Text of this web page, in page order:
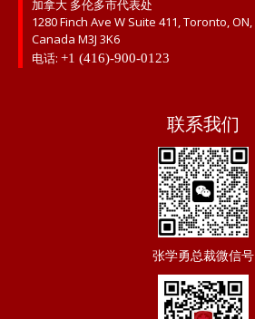
加拿大 多伦多市代表处
1280 Finch Ave W Suite 411, Toronto, ON,
Canada M3J 3K6
电话: +1 (416)-900-0123
联系我们
张学勇总裁微信号